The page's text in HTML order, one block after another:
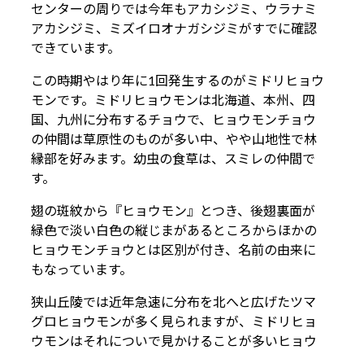
センターの周りでは今年もアカシジミ、ウラナミ
アカシジミ、ミズイロオナガシジミがすでに確認
できています。
この時期やはり年に1回発生するのがミドリヒョウ
モンです。ミドリヒョウモンは北海道、本州、四
国、九州に分布するチョウで、ヒョウモンチョウ
の仲間は草原性のものが多い中、やや山地性で林
縁部を好みます。幼虫の食草は、スミレの仲間で
す。
翅の斑紋から『ヒョウモン』とつき、後翅裏面が
緑色で淡い白色の縦じまがあるところからほかの
ヒョウモンチョウとは区別が付き、名前の由来に
もなっています。
狭山丘陵では近年急速に分布を北へと広げたツマ
グロヒョウモンが多く見られますが、ミドリヒョ
ウモンはそれについで見かけることが多いヒョウ